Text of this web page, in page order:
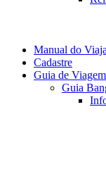
Manual do
Cadastre
Guia de Viagem
Guia